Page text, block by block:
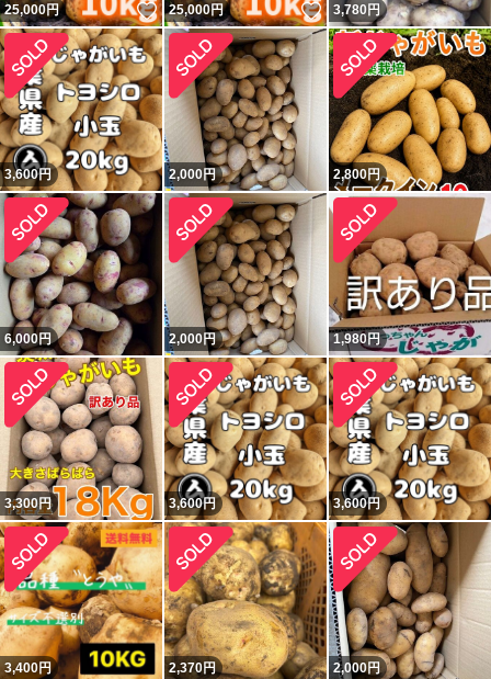
25,000円 いいね！
25,000円 いいね！
3,780円
3,600円 2,000円 2,800円
6,000円 2,000円 1,980円
3,300円 3,600円 3,600円
3,400円 2,370円 2,000円